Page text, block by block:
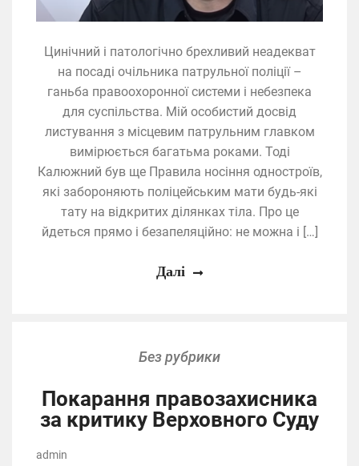
Цинічний і патологічно брехливий неадекват
на посаді очільника патрульної поліції –
ганьба правоохоронної системи і небезпека
для суспільства. Мій особистий досвід
листування з місцевим патрульним главком
вимірюється багатьма роками. Тоді
Калюжний був ще Правила носіння одностроїв,
які забороняють поліцейським мати будь-які
тату на відкритих ділянках тіла. Про це
йдеться прямо і безапеляційно: не можна і […]
Далі
Без рубрики
Покарання правозахисника
за критику Верховного Суду
admin